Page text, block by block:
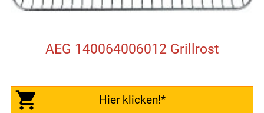
AEG 140064006012 Grillrost
Hier klicken!*